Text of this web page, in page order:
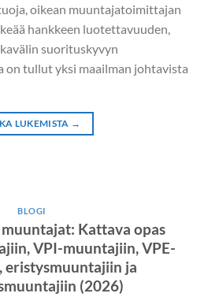
oikean muuntajatoimittajan
hankkeen luotettavuuden,
suorituskyvyn
on tullut yksi maailman johtavista
LUKEMISTA →
BLOGI
Kattava opas
VPI-muuntajiin, VPE-
eristysmuuntajiin ja
(2026)